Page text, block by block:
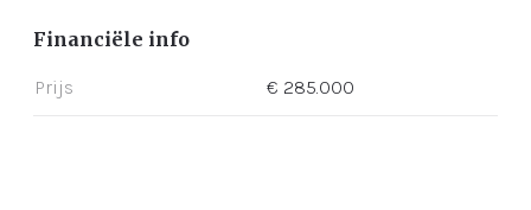
Financiële info
Prijs € 285.000